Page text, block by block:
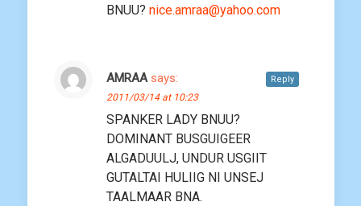
BNUU? nice.amraa@yahoo.com
AMRAA says:
2011/03/14 at 10:23
SPANKER LADY BNUU?
DOMINANT BUSGUIGEER
ALGADUULJ, UNDUR USGIIT
GUTALTAI HULIIG NI UNSEJ
TAALMAAR BNA.
Reply